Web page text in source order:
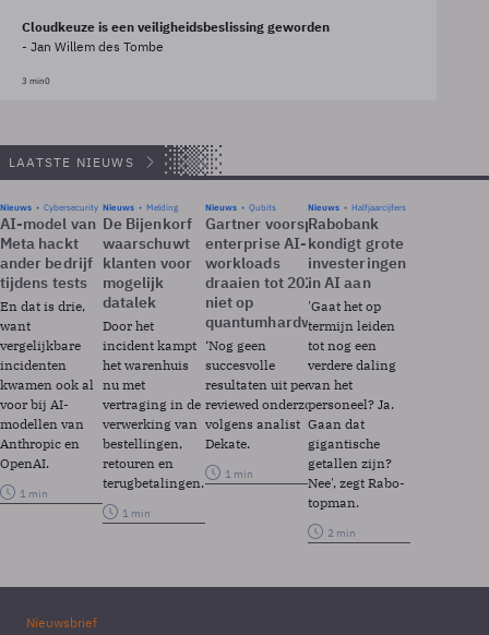
Cloudkeuze is een veiligheidsbeslissing geworden
- Jan Willem des Tombe
3 min0
LAATSTE NIEUWS
Nieuws Cybersecurity
AI-model van
Meta hackt
ander bedrijf
tijdens tests
En dat is drie,
want
vergelijkbare
incidenten
kwamen ook al
voor bij AI-
modellen van
Anthropic en
OpenAI.
1 min
Nieuws Melding
De Bijenkorf
waarschuwt
klanten voor
mogelijk
datalek
Door het
incident kampt
het warenhuis
nu met
vertraging in de
verwerking van
bestellingen,
retouren en
terugbetalingen.
1 min
Nieuws Qubits
Gartner voorspelt:
enterprise AI-
workloads
draaien tot 2028
niet op
quantumhardware
‘Nog geen
succesvolle
resultaten uit peer
reviewed onderzoek’,
volgens analist
Dekate.
1 min
Nieuws Halfjaarcijfers
Rabobank
kondigt grote
investeringen
in AI aan
'Gaat het op
termijn leiden
tot nog een
verdere daling
van het
personeel? Ja.
Gaan dat
gigantische
getallen zijn?
Nee', zegt Rabo-
topman.
2 min
Nieuwsbrief